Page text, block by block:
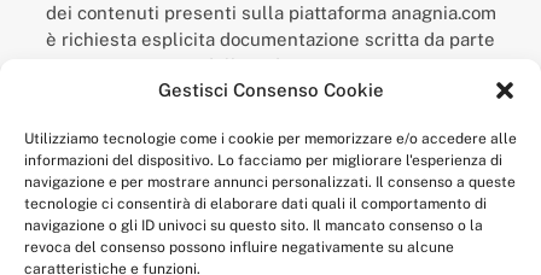
Gestisci Consenso Cookie
Utilizziamo tecnologie come i cookie per memorizzare e/o accedere alle
informazioni del dispositivo. Lo facciamo per migliorare l'esperienza di
navigazione e per mostrare annunci personalizzati. Il consenso a queste
tecnologie ci consentirà di elaborare dati quali il comportamento di
navigazione o gli ID univoci su questo sito. Il mancato consenso o la
revoca del consenso possono influire negativamente su alcune
caratteristiche e funzioni.
dei contenuti presenti sulla piattaforma anagnia.com
è richiesta esplicita documentazione scritta da parte
della redazione.
“Anagnia” è un marchio registrato presso l’Ufficio Italiano
Economico,
num. registrazione: 302017000014044 del 9 febbraio 2017.
Per contatti:redazione@anagnia.com